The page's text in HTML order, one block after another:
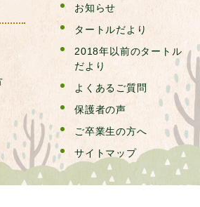
お知らせ
タートルだより
2018年以前のタートル
だより
よくあるご質問
保護者の声
ご卒業生の方へ
サイトマップ